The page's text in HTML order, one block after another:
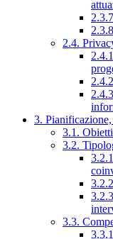
2.4.
3. Pianificazione,
3.1.
3.2.
3.3.